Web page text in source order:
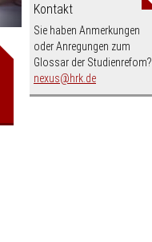
Kontakt
Sie haben Anmerkungen
oder Anregungen zum
Glossar der Studienrefom?
nexus
nospam-
hrk.de